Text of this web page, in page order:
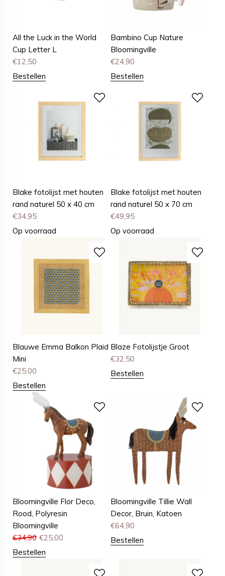
All the Luck in the World
Cup Letter L
€12,50
Bestellen
Bambino Cup Nature
Bloomingville
€24,90
Bestellen
Blake fotolijst met houten
rand naturel 50 x 40 cm
€34,95
Op voorraad
Blake fotolijst met houten
rand naturel 50 x 70 cm
€49,95
Op voorraad
Blauwe Emma Balkon Plaid
Mini
€25,00
Bestellen
Blaze Fotolijstje Groot
€32,50
Bestellen
Bloomingville Flor Deco,
Rood, Polyresin
Bloomingville
€34,90 €25,00
Bestellen
Bloomingville Tillie Wall
Decor, Bruin, Katoen
€64,90
Bestellen